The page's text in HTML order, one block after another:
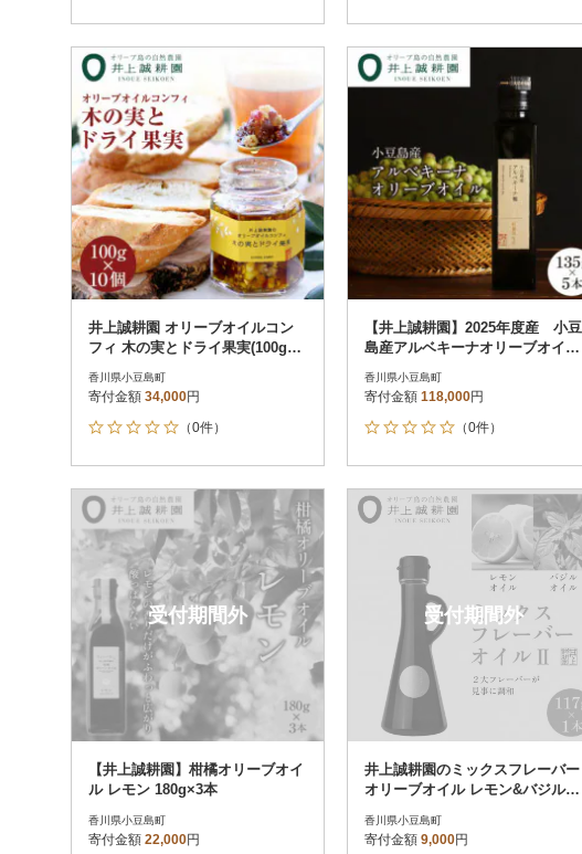
井上誠耕園 オリーブオイルコン
フィ 木の実とドライ果実(100g×1
香川県小豆島町
寄付金額 34,000円
（0件）
【井上誠耕園】2025年度産 小豆
島産アルベキーナオリーブオイル
香川県小豆島町
寄付金額 118,000円
（0件）
受付期間外
【井上誠耕園】柑橘オリーブオイ
ル レモン 180g×3本
香川県小豆島町
寄付金額 22,000円
受付期間外
井上誠耕園のミックスフレーバー
オリーブオイル レモン&バジル (1
香川県小豆島町
寄付金額 9,000円